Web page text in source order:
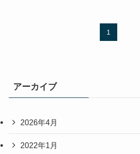
1
アーカイブ
2026年4月
2022年1月